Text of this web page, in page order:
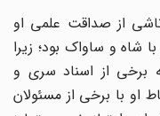
از صداقت علمی او
شاه و ساواک بود؛ زیرا
از اسناد سری و
او با برخی از مسئولان